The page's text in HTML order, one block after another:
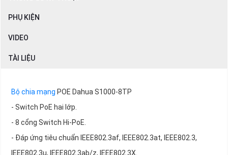
PHỤ KIỆN
VIDEO
TÀI LIỆU
Bộ chia mạng POE Dahua S1000-8TP
- Switch PoE hai lớp.
- 8 cổng Switch Hi-PoE.
- Đáp ứng tiêu chuẩn IEEE802.3af, IEEE802.3at, IEEE802.3,
IEEE802.3u, IEEE802.3ab/z, IEEE802.3X.